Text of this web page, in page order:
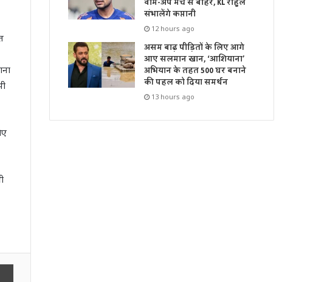
Print
संभालेंगे कप्तानी
12 hours ago
असम बाढ़ पीड़ितों के लिए आगे
आए सलमान खान, ‘आशियाना’
अभियान के तहत 500 घर बनाने
की पहल को दिया समर्थन
13 hours ago